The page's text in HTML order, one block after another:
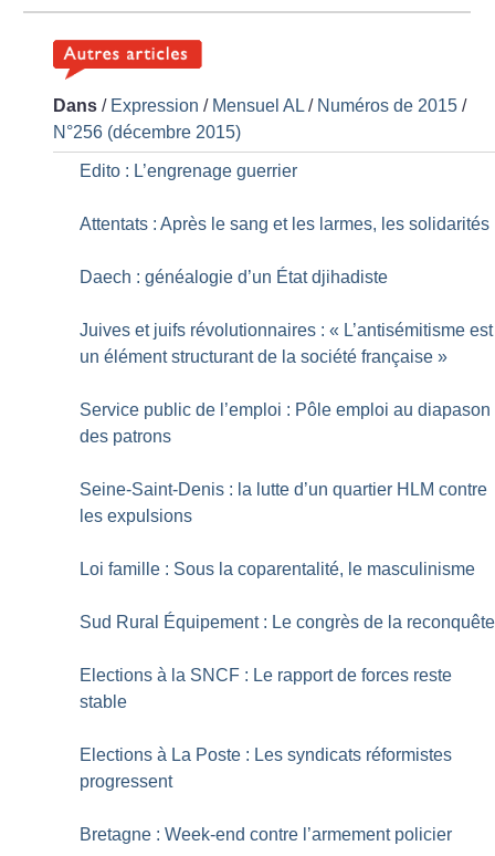
Dans / Expression / Mensuel AL / Numéros de 2015 /
N°256 (décembre 2015)
Edito : L’engrenage guerrier
Attentats : Après le sang et les larmes, les solidarités
Daech : généalogie d’un État djihadiste
Juives et juifs révolutionnaires : « L’antisémitisme est
un élément structurant de la société française »
Service public de l’emploi : Pôle emploi au diapason
des patrons
Seine-Saint-Denis : la lutte d’un quartier HLM contre
les expulsions
Loi famille : Sous la coparentalité, le masculinisme
Sud Rural Équipement : Le congrès de la reconquête
Elections à la SNCF : Le rapport de forces reste
stable
Elections à La Poste : Les syndicats réformistes
progressent
Bretagne : Week-end contre l’armement policier